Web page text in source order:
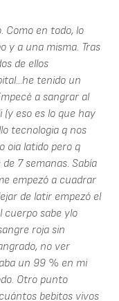
Como en todo, lo
y a una misma. Tras
de ellos
tenido un
a sangrar al
eso es lo que hay
tecnologia q nos
oia latido pero q
7 semanas. Sabía
empezó a cuadrar
de latir empezó el
cuerpo sabe ylo
roja sin
no ver
un 99 % en mi
Otro punto
bebitos vivos